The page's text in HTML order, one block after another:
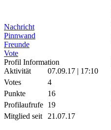
Nachricht
Pinnwand
Freunde
Vote
Profil Information
Aktivität
07.09.17 | 17:10
Votes
4
Punkte
16
Profilaufrufe 19
Mitglied seit
21.07.17